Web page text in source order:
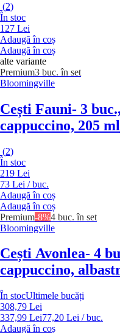
(2)
În stoc
127 Lei
Adaugă în coș
Adaugă în coș
alte variante
Premium3 buc. în set
Bloomingville
Cești Fauni- 3
cappuccino, 205 ml
(2)
În stoc
219 Lei
73 Lei / buc.
Adaugă în coș
Adaugă în coș
Premium-8%4 buc. în set
Bloomingville
Cești Avonlea- 4
cappuccino,
În stocUltimele bucăți
308,79 Lei
337,99 Lei77,20 Lei / buc.
Adaugă în coș